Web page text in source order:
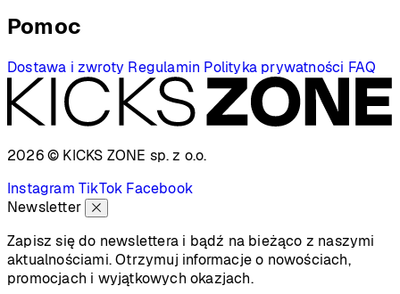
Pomoc
Dostawa i zwroty Regulamin Polityka prywatności FAQ
2026 © KICKS ZONE sp. z o.o.
Instagram TikTok Facebook
Newsletter
Zapisz się do newslettera i bądź na bieżąco z naszymi
aktualnościami. Otrzymuj informacje o nowościach,
promocjach i wyjątkowych okazjach.